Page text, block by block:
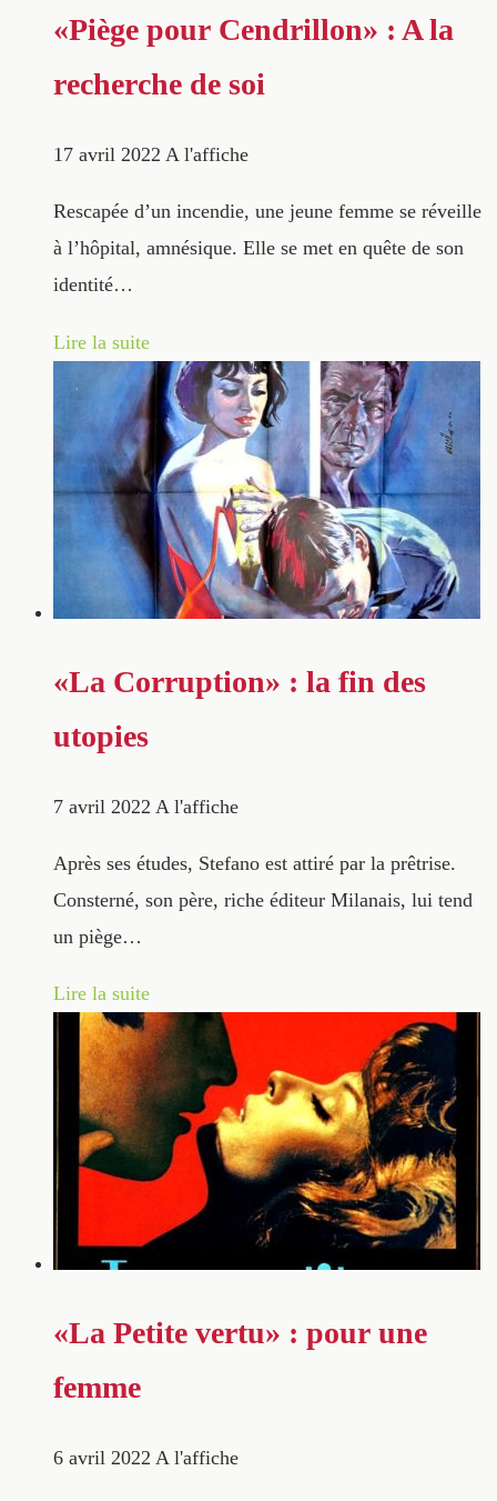
«Piège pour Cendrillon» : A la
recherche de soi
17 avril 2022 A l'affiche
Rescapée d’un incendie, une jeune femme se réveille
à l’hôpital, amnésique. Elle se met en quête de son
identité…
Lire la suite
«La Corruption» : la fin des
utopies
7 avril 2022 A l'affiche
Après ses études, Stefano est attiré par la prêtrise.
Consterné, son père, riche éditeur Milanais, lui tend
un piège…
Lire la suite
«La Petite vertu» : pour une
femme
6 avril 2022 A l'affiche